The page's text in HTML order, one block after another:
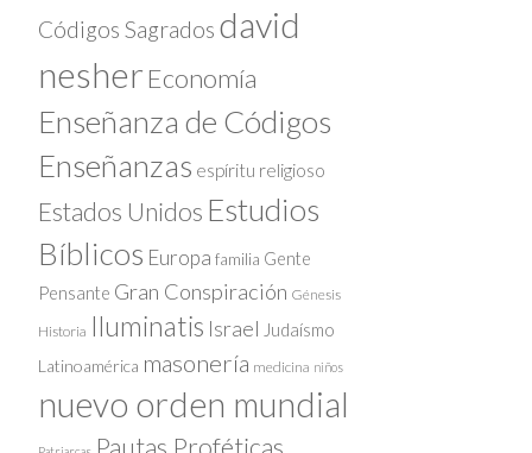
Códigos Sagrados david
nesher Economía
Enseñanza de Códigos
Enseñanzas espíritu religioso
Estados Unidos Estudios
Bíblicos Europa familia Gente
Pensante Gran Conspiración Génesis
Historia Iluminatis Israel Judaísmo
Latinoamérica masonería medicina niños
nuevo orden mundial